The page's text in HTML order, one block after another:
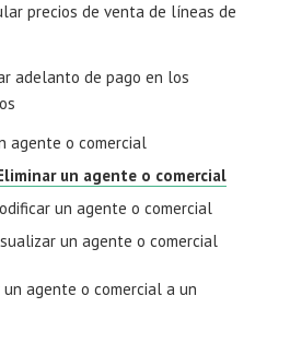
precios de venta de líneas de
adelanto de pago en los
agente o comercial
un agente o comercial
un agente o comercial
un agente o comercial
agente o comercial a un